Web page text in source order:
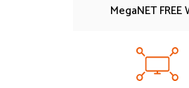
MegaNET FREE